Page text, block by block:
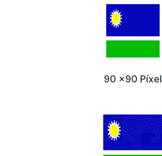
90 x90 Píxel